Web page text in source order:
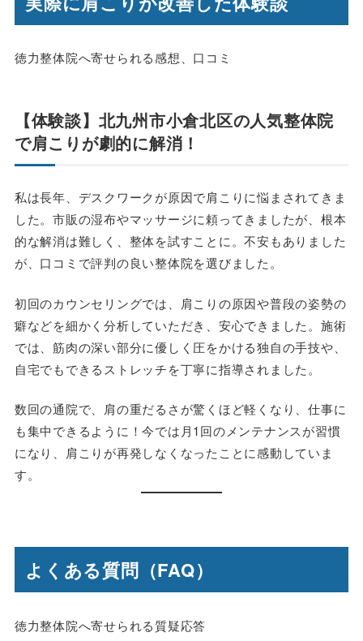
徳力整体院へ寄せられる感想、口コミ
【体験談】北九州市小倉北区の人気整体院
で肩こりが劇的に解消！
私は長年、デスクワークが原因で肩こりに悩まされてきま
した。市販の湿布やマッサージに頼ってきましたが、根本
的な解消は難しく、整体を試すことに。不安もありました
が、口コミで評判の良い整体院を選びました。
初回のカウンセリングでは、肩こりの原因や普段の姿勢の
癖などを細かく分析していただき、安心できました。施術
では、筋肉の深い部分に優しく圧をかける独自の手技や、
自宅でもできるストレッチを丁寧に指導されました。
数回の通院で、肩の重だるさが驚くほど軽くなり、仕事に
も集中できるように！今では月1回のメンテナンスが習慣
になり、肩こりが再発しなくなったことに感動していま
す。
よくある質問（FAQ）
徳力整体院へ寄せられる質疑応答